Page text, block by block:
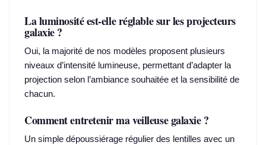
La luminosité est-elle réglable sur les projecteurs
galaxie ?
Oui, la majorité de nos modèles proposent plusieurs
niveaux d’intensité lumineuse, permettant d’adapter la
projection selon l’ambiance souhaitée et la sensibilité de
chacun.
Comment entretenir ma veilleuse galaxie ?
Un simple dépoussiérage régulier des lentilles avec un